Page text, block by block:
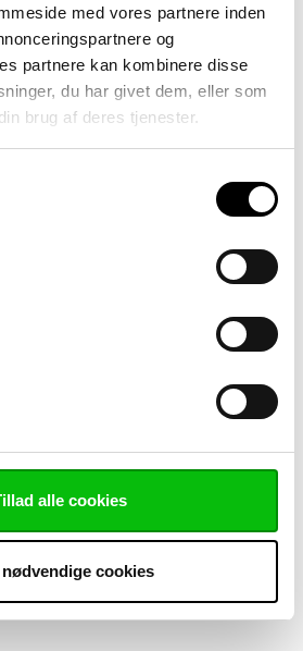
med vores partnere inden
og
partnere kan kombinere disse
du har givet dem, eller som
brug af deres tjenester.
alle cookies
cookies
af
end